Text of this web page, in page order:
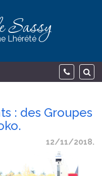
Sassy
Lhérété
: des Groupes
12/11/2018.